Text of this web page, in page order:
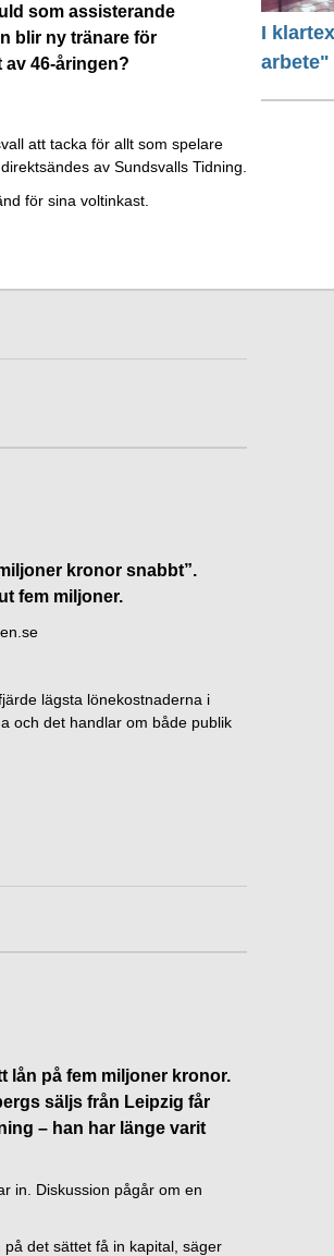
som assisterande
blir ny tränare för
46-åringen?
att tacka för allt som spelare
av Sundsvalls Tidning.
för sina voltinkast.
kronor snabbt”.
fem miljoner.
lägsta lönekostnaderna i
och det handlar om både publik
lån på fem miljoner kronor.
säljs från Leipzig får
– han har länge varit
in. Diskussion pågår om en
det sättet få in kapital, säger
I
arbete"